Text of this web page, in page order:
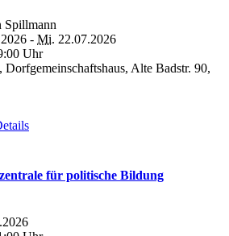
Spillmann
- Mi. 22.07.2026
Uhr
Dorfgemeinschaftshaus, Alte Badstr. 90,
für politische Bildung